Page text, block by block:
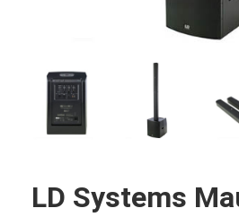
LD Systems